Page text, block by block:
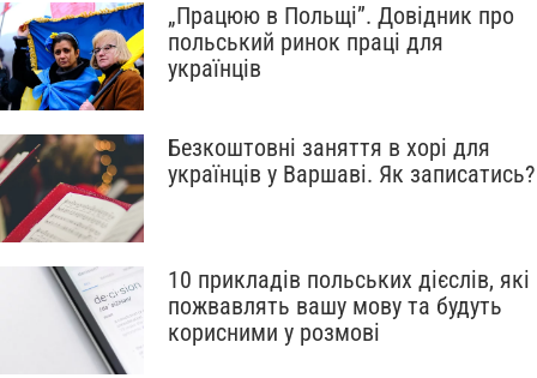
„Працюю в Польщі”. Довідник про
польський ринок праці для
українців
Безкоштовні заняття в хорі для
українців у Варшаві. Як записатись?
10 прикладів польських дієслів, які
пожвавлять вашу мову та будуть
корисними у розмові